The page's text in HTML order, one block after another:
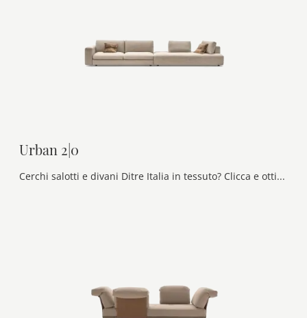
Urban 2|0
Cerchi salotti e divani Ditre Italia in tessuto? Clicca e ottieni informazioni sul modello Urban 2|0 per spazi design.